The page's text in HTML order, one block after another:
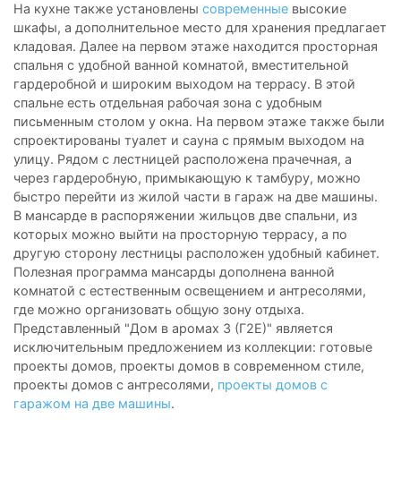
На кухне также установлены современные высокие
шкафы, а дополнительное место для хранения предлагает
кладовая. Далее на первом этаже находится просторная
спальня с удобной ванной комнатой, вместительной
гардеробной и широким выходом на террасу. В этой
спальне есть отдельная рабочая зона с удобным
письменным столом у окна. На первом этаже также были
спроектированы туалет и сауна с прямым выходом на
улицу. Рядом с лестницей расположена прачечная, а
через гардеробную, примыкающую к тамбуру, можно
быстро перейти из жилой части в гараж на две машины.
В мансарде в распоряжении жильцов две спальни, из
которых можно выйти на просторную террасу, а по
другую сторону лестницы расположен удобный кабинет.
Полезная программа мансарды дополнена ванной
комнатой с естественным освещением и антресолями,
где можно организовать общую зону отдыха.
Представленный "Дом в аромах 3 (Г2Е)" является
исключительным предложением из коллекции: готовые
проекты домов, проекты домов в современном стиле,
проекты домов с антресолями, проекты домов с
гаражом на две машины.